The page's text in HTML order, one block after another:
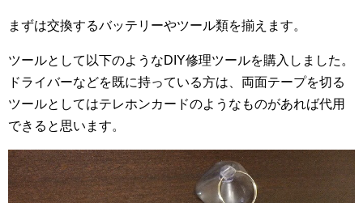
まずは交換するバッテリーやツール類を揃えます。
ツールとして以下のようなDIY修理ツールを購入しました。
ドライバーなどを既に持っている方は、両面テープを切る
ツールとしてはテレホンカードのようなものがあれば代用
できると思います。